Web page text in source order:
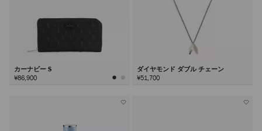
カーナビー S
¥86,900
ダイヤモンド ダブル チェーン
¥51,700